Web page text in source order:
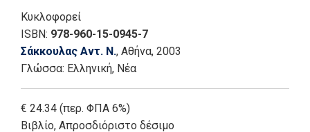
Κυκλοφορεί
ISBN: 978-960-15-0945-7
Σάκκουλας Αντ. Ν., Αθήνα, 2003
Γλώσσα: Ελληνική, Νέα
€ 24.34 (περ. ΦΠΑ 6%)
Βιβλίο, Απροσδιόριστο δέσιμο